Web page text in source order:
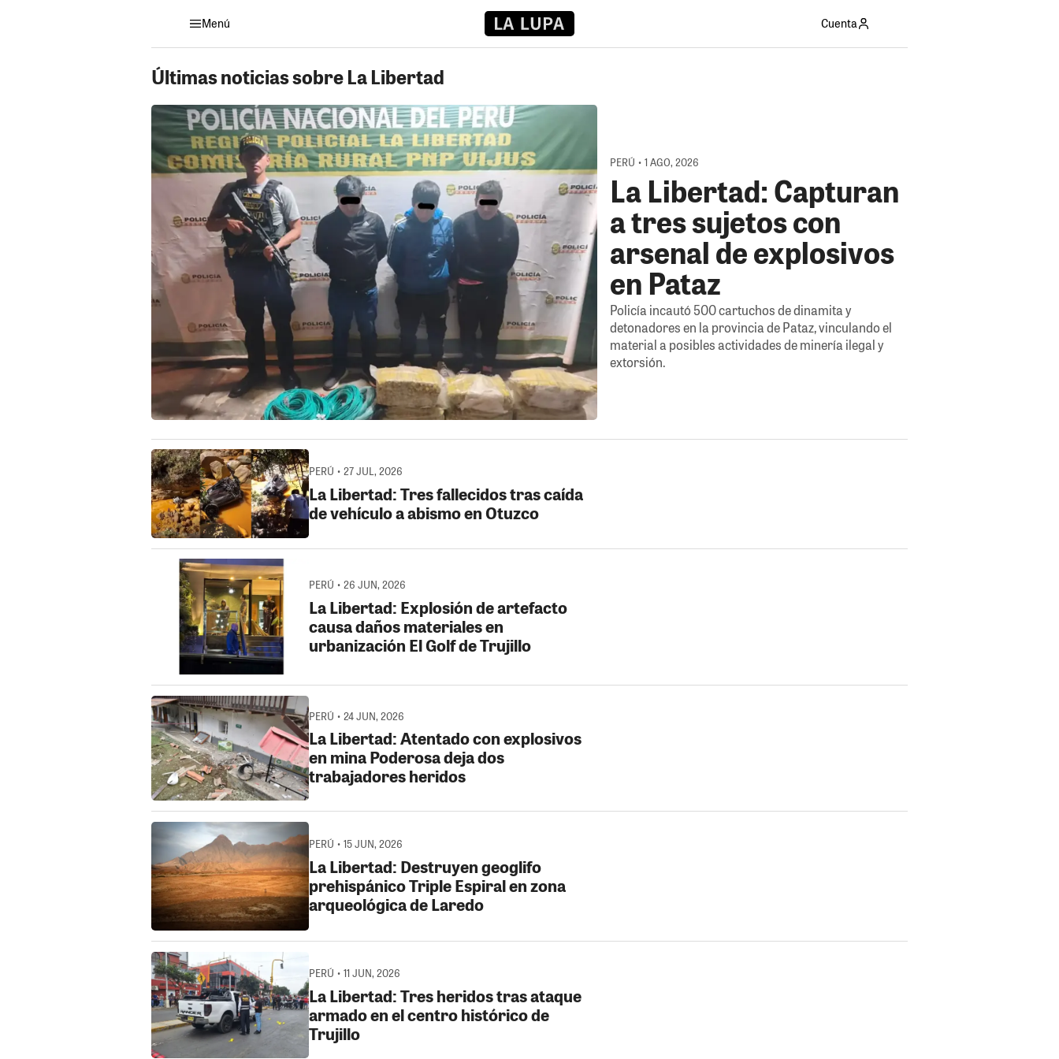
Menú Cuenta
Últimas noticias sobre La Libertad
PERÚ • 1 AGO, 2026
La Libertad: Capturan
a tres sujetos con
arsenal de explosivos
en Pataz
Policía incautó 500 cartuchos de dinamita y
detonadores en la provincia de Pataz, vinculando el
material a posibles actividades de minería ilegal y
extorsión.
PERÚ • 27 JUL, 2026
La Libertad: Tres fallecidos tras caída
de vehículo a abismo en Otuzco
PERÚ • 26 JUN, 2026
La Libertad: Explosión de artefacto
causa daños materiales en
urbanización El Golf de Trujillo
PERÚ • 24 JUN, 2026
La Libertad: Atentado con explosivos
en mina Poderosa deja dos
trabajadores heridos
PERÚ • 15 JUN, 2026
La Libertad: Destruyen geoglifo
prehispánico Triple Espiral en zona
arqueológica de Laredo
PERÚ • 11 JUN, 2026
La Libertad: Tres heridos tras ataque
armado en el centro histórico de
Trujillo